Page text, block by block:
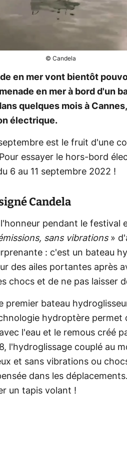
© Candela
en mer vont bientôt
en mer à bord d'un
quelques mois à
électrique.
est le fruit d'une
essayer le hors-bord
6 au 11 septembre 2022 !
Candela
pendant le festival
sans vibrations»
: c'est un bateau
des ailes portantes après
chocs et de ne pas laisser
premier bateau
hydroptère permet
l'eau et le remous créé
l'hydroglissage couplé au
et sans vibrations ou
dans les
un tapis volant !